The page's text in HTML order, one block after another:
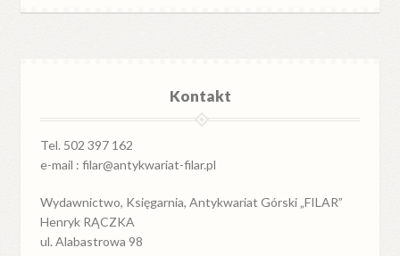
Kontakt
Tel. 502 397 162
e-mail : filar@antykwariat-filar.pl
Wydawnictwo, Księgarnia, Antykwariat Górski „FILAR”
Henryk RĄCZKA
ul. Alabastrowa 98